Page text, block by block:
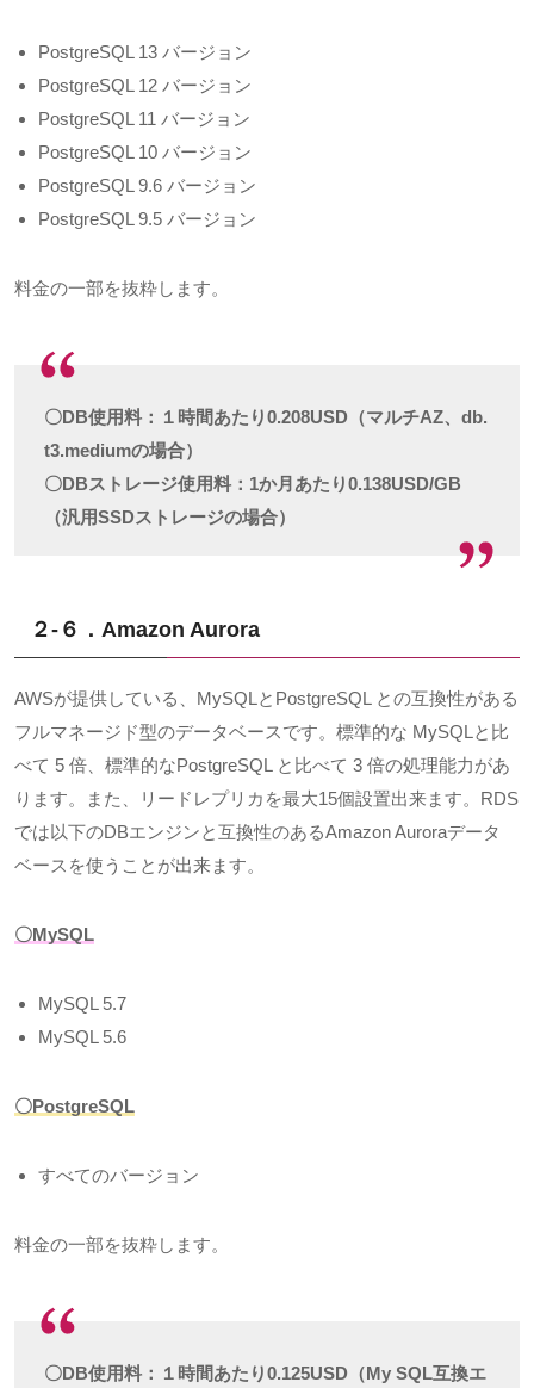
PostgreSQL 13 バージョン
PostgreSQL 12 バージョン
PostgreSQL 11 バージョン
PostgreSQL 10 バージョン
PostgreSQL 9.6 バージョン
PostgreSQL 9.5 バージョン
料金の一部を抜粋します。
〇DB使用料：１時間あたり0.208USD（マルチAZ、db.
t3.mediumの場合）
〇DBストレージ使用料：1か月あたり0.138USD/GB
（汎用SSDストレージの場合）
２-６．Amazon Aurora
AWSが提供している、 MySQLと PostgreSQL との互換性がある
フルマネージド型のデータベースです。標準的な MySQLと比
べて 5 倍、標準的なPostgreSQL と比べて 3 倍の処理能力があ
ります。また、リードレプリカを最大15個設置出来ます。
RDS
では以下のDBエンジンと互換性のあるAmazon Auroraデータ
ベースを使うことが出来ます。
〇MySQL
MySQL 5.7
MySQL 5.6
〇PostgreSQL
すべてのバージョン
料金の一部を抜粋します。
〇DB使用料：１時間あたり0.125USD（My SQL互換エ